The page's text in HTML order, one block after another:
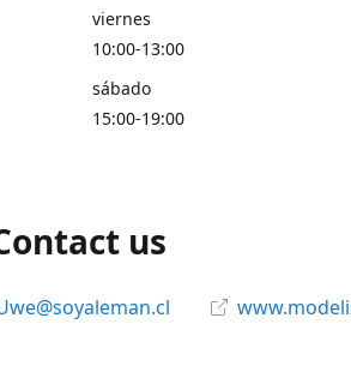
viernes
10:00-13:00
sábado
15:00-19:00
us